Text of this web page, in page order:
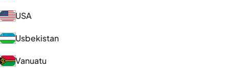
USA
Usbekistan
Vanuatu